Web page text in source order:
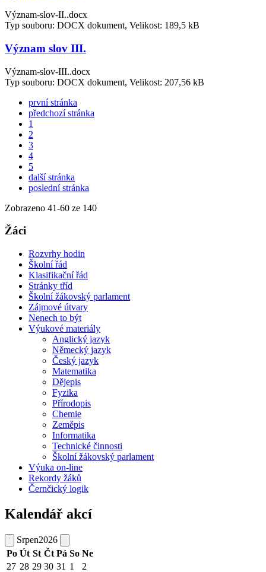
Význam-slov-II..docx
Typ souboru: DOCX dokument, Velikost: 189,5 kB
Význam slov III.
Význam-slov-III..docx
Typ souboru: DOCX dokument, Velikost: 207,56 kB
první stránka
předchozí stránka
1
2
3
4
5
další stránka
poslední stránka
Zobrazeno 41-60 ze 140
Žáci
Rozvrhy hodin
Školní řád
Klasifikační řád
Stránky tříd
Školní žákovský parlament
Zájmové útvary
Nenech to být
Výukové materiály
Anglický jazyk
Německý jazyk
Český jazyk
Matematika
Dějepis
Fyzika
Přírodopis
Chemie
Zeměpis
Informatika
Technické činnosti
Školní žákovský parlament
Výuka on-line
Rekordy žáků
Černčický logik
Kalendář akcí
Srpen2026
Po Út St Čt Pá So Ne
27 28 29 30 31 1 2